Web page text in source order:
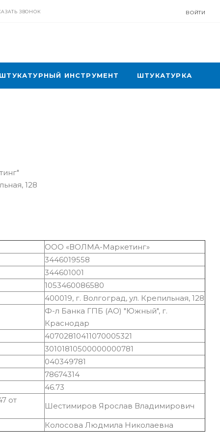
ЗВОНОК ВОЙТИ
ШТУКАТУРНЫЙ ИНСТРУМЕНТ ШТУКАТУРКА
128
ООО «ВОЛМА-Маркетинг»
3446019558
344601001
1053460086580
400019, г. Волгоград, ул. Крепильная, 128
Ф-л Банка ГПБ (АО) "Южный", г.
Краснодар
40702810411070005321
30101810500000000781
040349781
78674314
46.73
от
Шестимиров Ярослав Владимирович
Колосова Людмила Николаевна